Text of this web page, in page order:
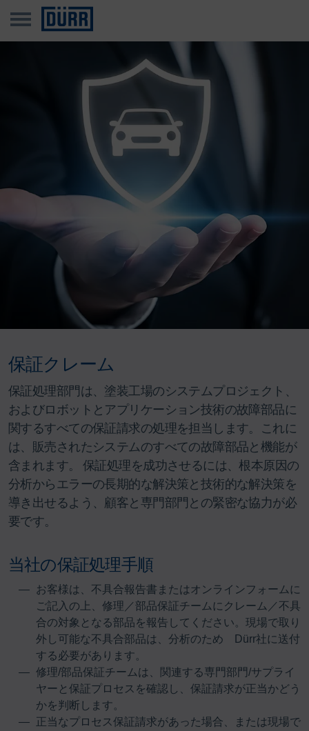
保証クレーム
保証処理部門は、塗装工場のシステムプロジェクト、
およびロボットとアプリケーション技術の故障部品に
関するすべての保証請求の処理を担当します。これに
は、販売されたシステムのすべての故障部品と機能が
含まれます。 保証処理を成功させるには、根本原因の
分析からエラーの長期的な解決策と技術的な解決策を
導き出せるよう、顧客と専門部門との緊密な協力が必
要です。
当社の保証処理手順
お客様は、不具合報告書またはオンラインフォームに
ご記入の上、修理／部品保証チームにクレーム／不具
合の対象となる部品を報告してください。現場で取り
外し可能な不具合部品は、分析のため Dürr社に送付
する必要があります。
修理/部品保証チームは、関連する専門部門/サプライ
ヤーと保証プロセスを確認し、保証請求が正当かどう
かを判断します。
正当なプロセス保証請求があった場合、または現場で